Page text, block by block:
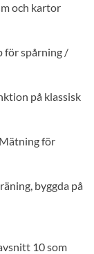
och kartor
för spårning /
på klassisk
för
byggda på
10 som